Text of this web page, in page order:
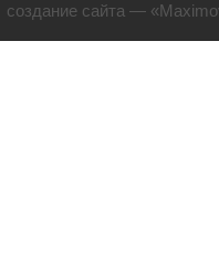
создание сайта —